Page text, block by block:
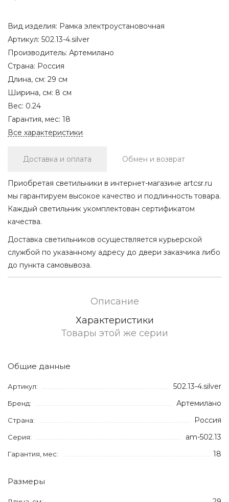
Вид изделия: Рамка электроустановочная
Артикул: 502.13-4.silver
Производитель: Артемилано
Страна: Россия
Длина, см: 29 см
Ширина, см: 8 см
Вес: 0.24
Гарантия, мес: 18
Все характеристики
Доставка и оплата Обмен и возврат
Приобретая светильники в интернет-магазине artcsr.ru
мы гарантируем высокое качество и подлинность товара.
Каждый светильник укомплектован сертификатом
качества.
Доставка светильников осуществляется курьерской
службой по указанному адресу до двери заказчика либо
до пункта самовывоза.
Описание
Характеристики
Товары этой же серии
Общие данные
Артикул: 502.13-4.silver
Бренд: Артемилано
Страна: Россия
Серия: am-502.13
Гарантия, мес: 18
Размеры